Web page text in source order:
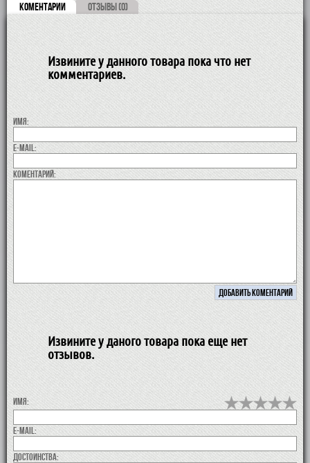
КОМЕНТАРИИ ОТЗЫВЫ (0)
Извините у данного товара пока что нет
комментариев.
Имя:
E-MAIL:
коментарий:
Извините у даного товара пока еще нет
отзывов.
Имя:
E-MAIL:
Достоинства: